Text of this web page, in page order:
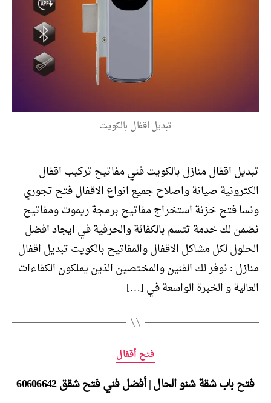
تبديل اقفال بالكويت
تبديل اقفال منازل بالكويت فني مفاتيح تركيب اقفال
الكترونية صيانة واصلاح جميع انواع الاقفال فتح تجوري
ونسا فتح خزنة استخراج مفاتيح برمجة ريموت ومفاتيح
نضمن لك خدمة تتسم بالكفائة والحرفية في ايجاد افضل
الحلول لكل مشاكل الاقفال والمفاتيح بالكويت تبديل اقفال
منازل : نوفر لك الفنين والمختصين الذين يملكون الكفاءات
العالية و الخبرة الواسعة في […]
التصنيفات
فتح أقفال
فتح باب شقة شنو الحال | أفضل فني فتح شقق 60606642